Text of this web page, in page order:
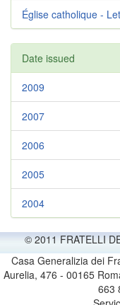
Église catholique -
Date issued
2009
2007
2006
2005
2004
© 2011 FRATELLI
Casa Generalizia dei
Aurelia, 476 - 00165
663